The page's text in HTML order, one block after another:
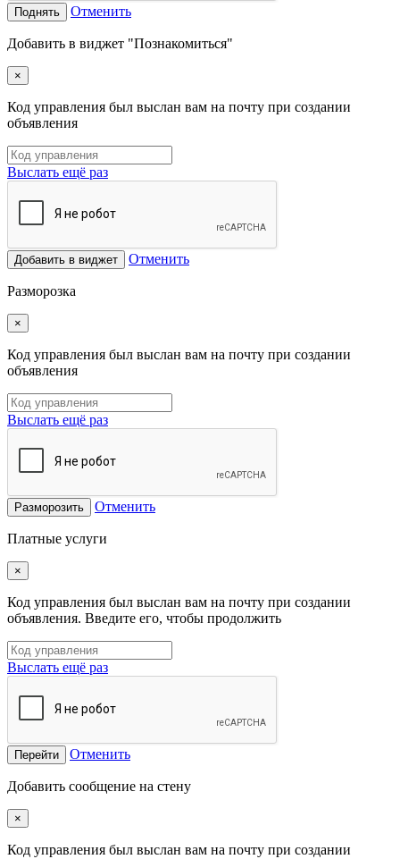
Поднять Отменить
Добавить в виджет "Познакомиться"
×
Код управления был выслан вам на почту при создании
объявления
Выслать ещё раз
Добавить в виджет Отменить
Разморозка
×
Код управления был выслан вам на почту при создании
объявления
Выслать ещё раз
Разморозить Отменить
Платные услуги
×
Код управления был выслан вам на почту при создании
объявления. Введите его, чтобы продолжить
Выслать ещё раз
Перейти Отменить
Добавить сообщение на стену
×
Код управления был выслан вам на почту при создании